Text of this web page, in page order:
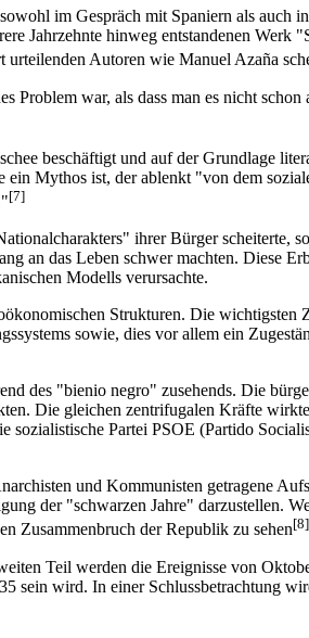
im Gespräch mit Spaniern als auch
Jahrzehnte hinweg entstandenen Werk
urteilenden Autoren wie Manuel Azaña
Problem war, als dass man es nicht schon
beschäftigt und auf der Grundlage
Mythos ist, der ablenkt "von dem
[7]
ihrer Bürger scheiterte,
an das Leben schwer machten. Diese
Modells verursachte.
Strukturen. Die wichtigsten
sowie, dies vor allem ein
des "bienio negro" zusehends. Die
Die gleichen zentrifugalen Kräfte
Partei PSOE (Partido
und Kommunisten getragene
der "schwarzen Jahre" darzustellen.
Zusammenbruch der Republik zu sehen[8]
Teil werden die Ereignisse von
wird. In einer Schlussbetrachtung